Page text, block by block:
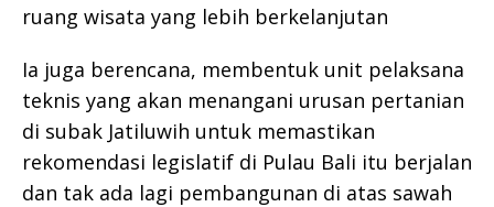
ruang wisata yang lebih berkelanjutan
Ia juga berencana, membentuk unit pelaksana
teknis yang akan menangani urusan pertanian
di subak Jatiluwih untuk memastikan
rekomendasi legislatif di Pulau Bali itu berjalan
dan tak ada lagi pembangunan di atas sawah